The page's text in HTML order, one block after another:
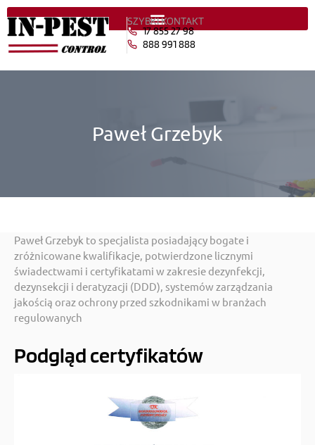
SZYBKI KONTAKT
17 855 27 98
888 991 888
Paweł Grzebyk
Paweł Grzebyk to specjalista posiadający bogate i
zróżnicowane kwalifikacje, potwierdzone licznymi
świadectwami i certyfikatami w zakresie dezynfekcji,
dezynsekcji i deratyzacji (DDD), systemów zarządzania
jakością oraz ochrony przed szkodnikami w branżach
regulowanych
Podgląd certyfikatów